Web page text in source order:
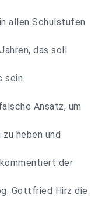
allen Schulstufen
das soll
sein.
Ansatz, um
heben und
der
Gottfried Hirz die